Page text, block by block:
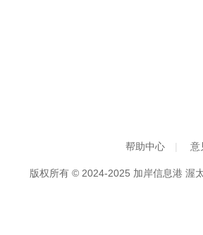
帮助中心 | 意
版权所有 © 2024-2025 加岸信息港 渥